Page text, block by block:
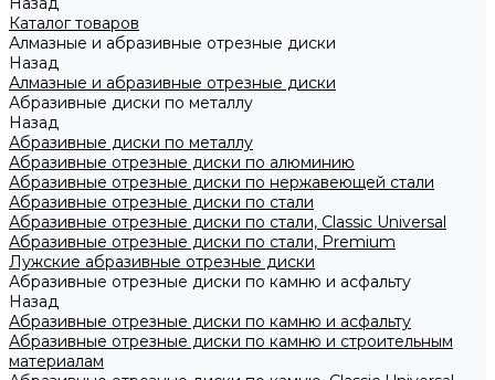
Каталог товаров
Алмазные и абразивные отрезные диски
Назад
Алмазные и абразивные отрезные диски
Абразивные диски по металлу
Назад
Абразивные диски по металлу
Абразивные отрезные диски по алюминию
Абразивные отрезные диски по нержавеющей стали
Абразивные отрезные диски по стали
Абразивные отрезные диски по стали, Classic Universal
Абразивные отрезные диски по стали, Premium
Лужские абразивные отрезные диски
Абразивные отрезные диски по камню и асфальту
Назад
Абразивные отрезные диски по камню и асфальту
Абразивные отрезные диски по камню и строительным
материалам